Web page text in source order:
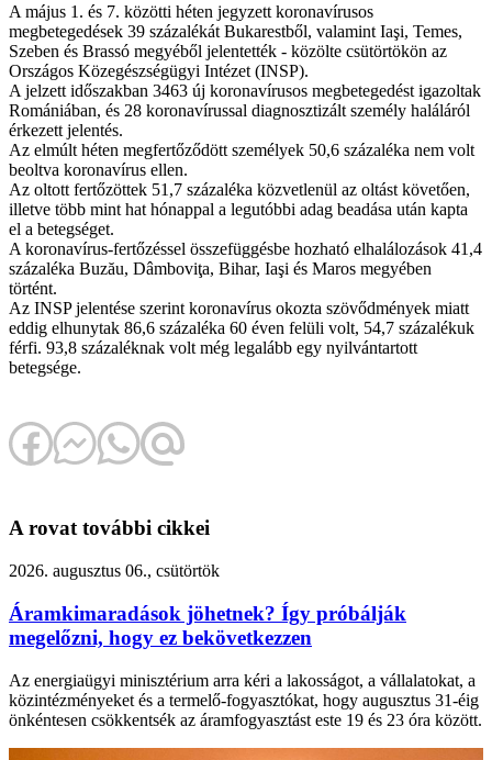
A május 1. és 7. közötti héten jegyzett koronavírusos
megbetegedések 39 százalékát Bukarestből, valamint Iaşi, Temes,
Szeben és Brassó megyéből jelentették - közölte csütörtökön az
Országos Közegészségügyi Intézet (INSP).
A jelzett időszakban 3463 új koronavírusos megbetegedést igazoltak
Romániában, és 28 koronavírussal diagnosztizált személy haláláról
érkezett jelentés.
Az elmúlt héten megfertőződött személyek 50,6 százaléka nem volt
beoltva koronavírus ellen.
Az oltott fertőzöttek 51,7 százaléka közvetlenül az oltást követően,
illetve több mint hat hónappal a legutóbbi adag beadása után kapta
el a betegséget.
A koronavírus-fertőzéssel összefüggésbe hozható elhalálozások 41,4
százaléka Buzău, Dâmboviţa, Bihar, Iaşi és Maros megyében
történt.
Az INSP jelentése szerint koronavírus okozta szövődmények miatt
eddig elhunytak 86,6 százaléka 60 éven felüli volt, 54,7 százalékuk
férfi. 93,8 százaléknak volt még legalább egy nyilvántartott
betegsége.
A rovat további cikkei
2026. augusztus 06., csütörtök
Áramkimaradások jöhetnek? Így próbálják
megelőzni, hogy ez bekövetkezzen
Az energiaügyi minisztérium arra kéri a lakosságot, a vállalatokat, a
közintézményeket és a termelő-fogyasztókat, hogy augusztus 31-éig
önkéntesen csökkentsék az áramfogyasztást este 19 és 23 óra között.